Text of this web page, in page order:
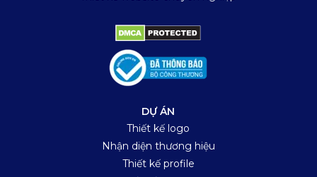
DỰ ÁN
Thiết kế logo
Nhận diện thương hiệu
Thiết kế profile